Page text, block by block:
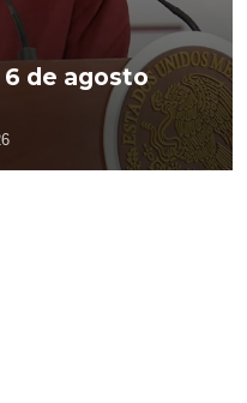
6 de agosto